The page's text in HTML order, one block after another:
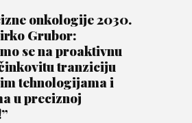
onkologije 2030.
Grubor:
se na proaktivnu
tranziciju
tehnologijama i
u preciznoj